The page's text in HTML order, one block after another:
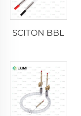
SCITON BBL